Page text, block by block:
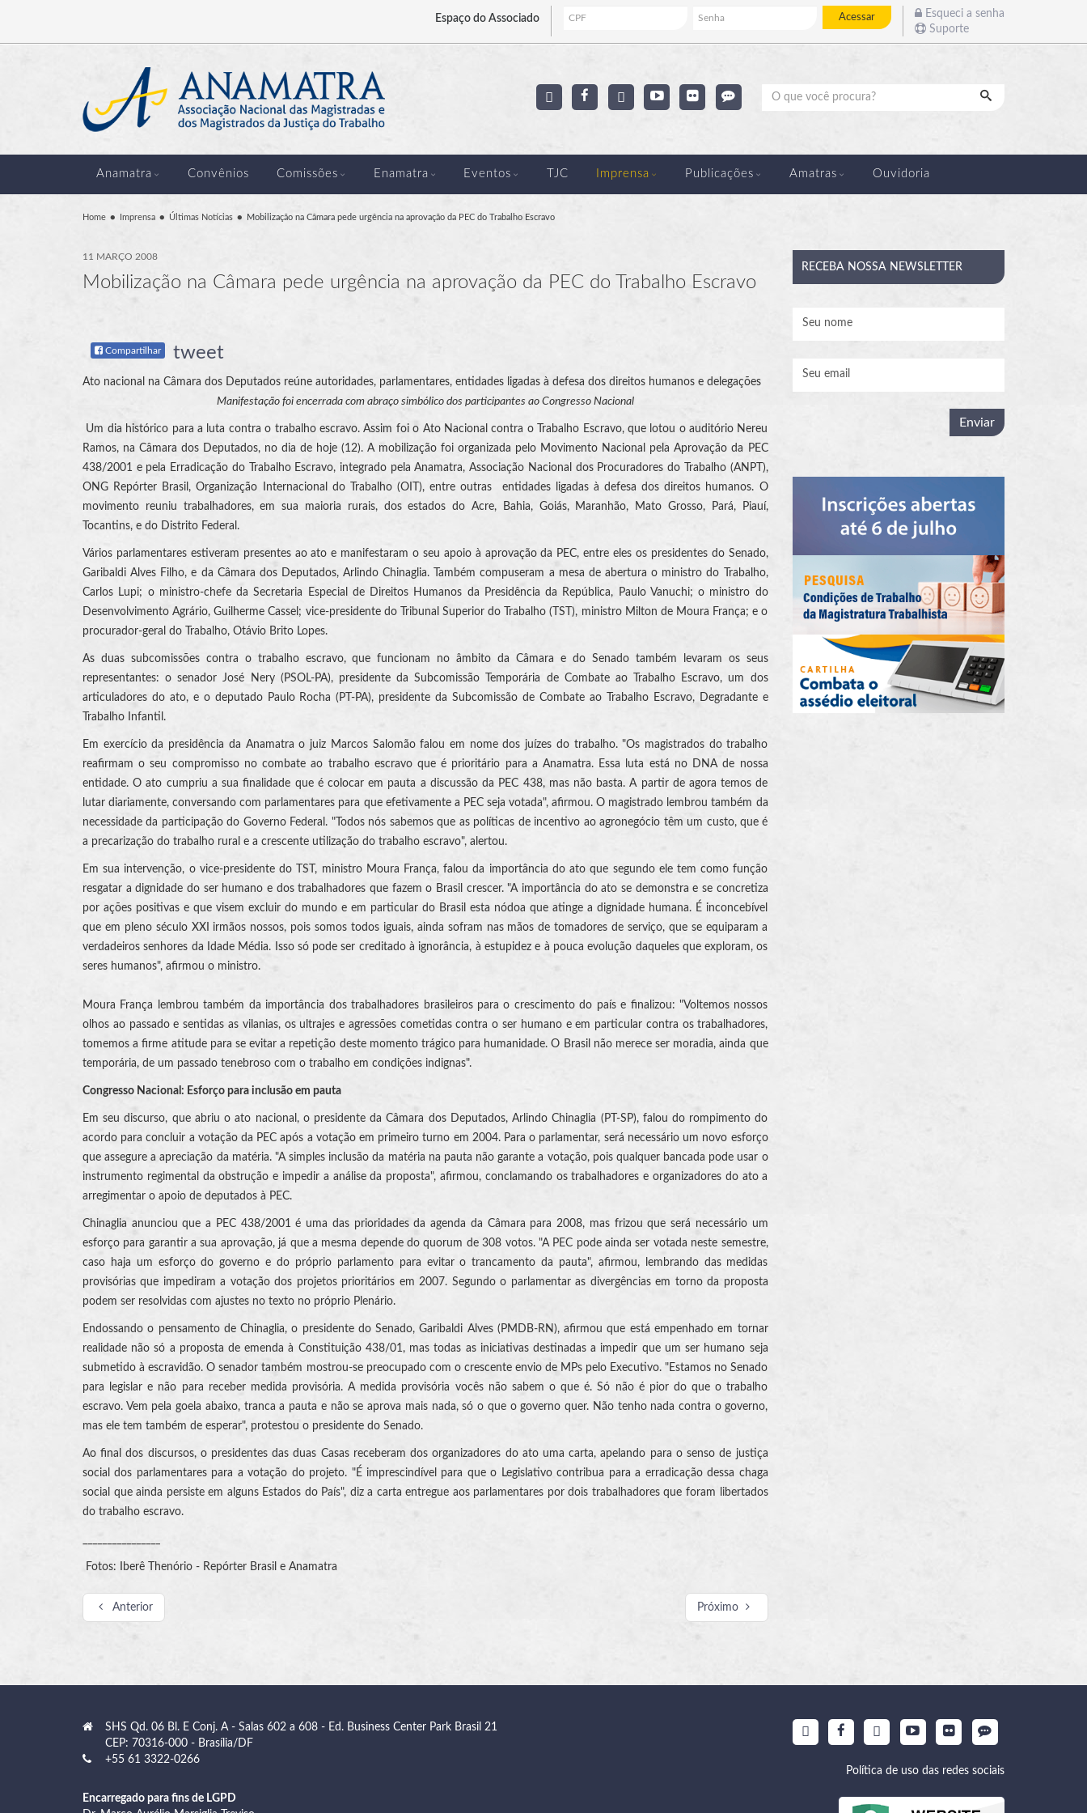
Espaço do Associado Acessar
Esqueci a senha
Suporte
Pesquisar
Anamatra Convênios Comissões Enamatra Eventos TJC Imprensa Publicações Amatras Ouvidoria
Home Imprensa Últimas Notícias Mobilização na Câmara pede urgência na aprovação da PEC do Trabalho Escravo
11 MARÇO 2008
Mobilização na Câmara pede urgência na aprovação da PEC do Trabalho Escravo
Compartilhar tweet
Ato nacional na Câmara dos Deputados reúne autoridades, parlamentares, entidades ligadas à defesa dos direitos humanos e delegações
Manifestação foi encerrada com abraço simbólico dos participantes ao Congresso Nacional
Um dia histórico para a luta contra o trabalho escravo. Assim foi o Ato Nacional contra o Trabalho Escravo, que lotou o auditório Nereu
Ramos, na Câmara dos Deputados, no dia de hoje (12). A mobilização foi organizada pelo Movimento Nacional pela Aprovação da PEC
438/2001 e pela Erradicação do Trabalho Escravo, integrado pela Anamatra, Associação Nacional dos Procuradores do Trabalho (ANPT),
ONG Repórter Brasil, Organização Internacional do Trabalho (OIT), entre outras entidades ligadas à defesa dos direitos humanos. O
movimento reuniu trabalhadores, em sua maioria rurais, dos estados do Acre, Bahia, Goiás, Maranhão, Mato Grosso, Pará, Piauí,
Tocantins, e do Distrito Federal.
Vários parlamentares estiveram presentes ao ato e manifestaram o seu apoio à aprovação da PEC, entre eles os presidentes do Senado,
Garibaldi Alves Filho, e da Câmara dos Deputados, Arlindo Chinaglia. Também compuseram a mesa de abertura o ministro do Trabalho,
Carlos Lupi; o ministro-chefe da Secretaria Especial de Direitos Humanos da Presidência da República, Paulo Vanuchi; o ministro do
Desenvolvimento Agrário, Guilherme Cassel; vice-presidente do Tribunal Superior do Trabalho (TST), ministro Milton de Moura França; e o
procurador-geral do Trabalho, Otávio Brito Lopes.
As duas subcomissões contra o trabalho escravo, que funcionam no âmbito da Câmara e do Senado também levaram os seus
representantes: o senador José Nery (PSOL-PA), presidente da Subcomissão Temporária de Combate ao Trabalho Escravo, um dos
articuladores do ato, e o deputado Paulo Rocha (PT-PA), presidente da Subcomissão de Combate ao Trabalho Escravo, Degradante e
Trabalho Infantil.
Em exercício da presidência da Anamatra o juiz Marcos Salomão falou em nome dos juízes do trabalho. "Os magistrados do trabalho
reafirmam o seu compromisso no combate ao trabalho escravo que é prioritário para a Anamatra. Essa luta está no DNA de nossa
entidade. O ato cumpriu a sua finalidade que é colocar em pauta a discussão da PEC 438, mas não basta. A partir de agora temos de
lutar diariamente, conversando com parlamentares para que efetivamente a PEC seja votada", afirmou. O magistrado lembrou também da
necessidade da participação do Governo Federal. "Todos nós sabemos que as políticas de incentivo ao agronegócio têm um custo, que é
a precarização do trabalho rural e a crescente utilização do trabalho escravo", alertou.
Em sua intervenção, o vice-presidente do TST, ministro Moura França, falou da importância do ato que segundo ele tem como função
resgatar a dignidade do ser humano e dos trabalhadores que fazem o Brasil crescer. "A importância do ato se demonstra e se concretiza
por ações positivas e que visem excluir do mundo e em particular do Brasil esta nódoa que atinge a dignidade humana. É inconcebível
que em pleno século XXI irmãos nossos, pois somos todos iguais, ainda sofram nas mãos de tomadores de serviço, que se equiparam a
verdadeiros senhores da Idade Média. Isso só pode ser creditado à ignorância, à estupidez e à pouca evolução daqueles que exploram, os
seres humanos", afirmou o ministro.
Moura França lembrou também da importância dos trabalhadores brasileiros para o crescimento do país e finalizou: "Voltemos nossos
olhos ao passado e sentidas as vilanias, os ultrajes e agressões cometidas contra o ser humano e em particular contra os trabalhadores,
tomemos a firme atitude para se evitar a repetição deste momento trágico para humanidade. O Brasil não merece ser moradia, ainda que
temporária, de um passado tenebroso com o trabalho em condições indignas".
Congresso Nacional: Esforço para inclusão em pauta
Em seu discurso, que abriu o ato nacional, o presidente da Câmara dos Deputados, Arlindo Chinaglia (PT-SP), falou do rompimento do
acordo para concluir a votação da PEC após a votação em primeiro turno em 2004. Para o parlamentar, será necessário um novo esforço
que assegure a apreciação da matéria. "A simples inclusão da matéria na pauta não garante a votação, pois qualquer bancada pode usar o
instrumento regimental da obstrução e impedir a análise da proposta", afirmou, conclamando os trabalhadores e organizadores do ato a
arregimentar o apoio de deputados à PEC.
Chinaglia anunciou que a PEC 438/2001 é uma das prioridades da agenda da Câmara para 2008, mas frizou que será necessário um
esforço para garantir a sua aprovação, já que a mesma depende do quorum de 308 votos. "A PEC pode ainda ser votada neste semestre,
caso haja um esforço do governo e do próprio parlamento para evitar o trancamento da pauta", afirmou, lembrando das medidas
provisórias que impediram a votação dos projetos prioritários em 2007. Segundo o parlamentar as divergências em torno da proposta
podem ser resolvidas com ajustes no texto no próprio Plenário.
Endossando o pensamento de Chinaglia, o presidente do Senado,Garibaldi Alves (PMDB-RN), afirmou que está empenhado em tornar
realidade não só a proposta de emenda à Constituição 438/01, mas todas as iniciativas destinadas a impedir que um ser humano seja
submetido à escravidão. O senador também mostrou-se preocupado com o crescente envio de MPs pelo Executivo. "Estamos no Senado
para legislar e não para receber medida provisória. A medida provisória vocês não sabem o que é. Só não é pior do que o trabalho
escravo. Vem pela goela abaixo, tranca a pauta e não se aprova mais nada, só o que o governo quer. Não tenho nada contra o governo,
mas ele tem também de esperar", protestou o presidente do Senado.
Ao final dos discursos, o presidentes das duas Casas receberam dos organizadores do ato uma carta, apelando para o senso de justiça
social dos parlamentares para a votação do projeto. "É imprescindível para que o Legislativo contribua para a erradicação dessa chaga
social que ainda persiste em alguns Estados do País", diz a carta entregue aos parlamentares por dois trabalhadores que foram libertados
do trabalho escravo.
Fotos: Iberê Thenório - Repórter Brasil e Anamatra
Anterior Próximo
RECEBA NOSSA NEWSLETTER
SHS Qd. 06 Bl. E Conj. A - Salas 602 a 608 - Ed. Business Center Park Brasil 21
CEP: 70316-000 - Brasília/DF
+55 61 3322-0266
Encarregado para fins de LGPD
Política de uso das redes sociais